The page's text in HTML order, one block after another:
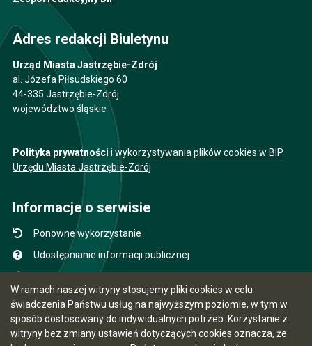
W ramach naszej witryny stosujemy pliki cookies w celu
świadczenia Państwu usług na najwyższym poziomie, w tym w
sposób dostosowany do indywidualnych potrzeb. Korzystanie z
witryny bez zmiany ustawień dotyczących cookies oznacza, że
Adres redakcji Biuletynu
Urząd Miasta Jastrzębie-Zdrój
al. Józefa Piłsudskiego 60
44-335 Jastrzębie-Zdrój
województwo śląskie
Polityka prywatności i wykorzystywania plików cookies w BIP
Urzędu Miasta Jastrzębie-Zdrój
Informacje o serwisie
Ponowne wykorzystanie
Udostępnianie informacji publicznej
Instrukcja obsługi
Statystyki oglądalności
Ostatnio dodane